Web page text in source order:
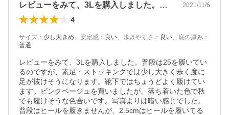
レビューをみて、3Lを購入しました。普… 2021/11/6
4
サイズ ： 少し大きめ、 安定感 ： 良い、 歩きやすさ ： 良い、 底の厚み ：
普通
レビューをみて、3Lを購入しました。普段は25を履いてい
るのですが、素足・ストッキングでは少し大きく歩く度に
足が抜けそうになります。靴下ではちょうどよく履けてい
ます。ピンクベージュを買いましたが、落ち着いた色で秋
でも履けそうな色合いです。写真よりは暗い感じでした。
普段はヒールを履きませんが、2.5cmはヒールを履いてる